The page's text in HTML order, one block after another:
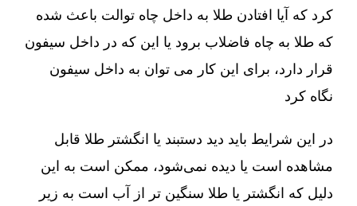
کرد که آیا افتادن طلا به داخل چاه توالت باعث شده
که طلا به چاه فاضلاب برود یا این که در داخل سیفون
قرار دارد، برای این کار می توان به داخل سیفون
نگاه کرد
در این شرایط باید دید دستبند یا انگشتر طلا قابل
مشاهده است یا دیده نمی‌شود، ممکن است به این
دلیل که انگشتر یا طلا سنگین تر از آب است به زیر